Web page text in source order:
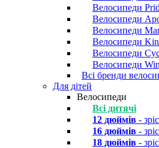
Велосипеди
Велосипеди
Велосипеди
Велосипеди
Велосипеди
Велосипеди
Всі бренди
Для дітей
Велосипеди
Всі дитячі
12 дюймів -
16 дюймів -
18 дюймів -